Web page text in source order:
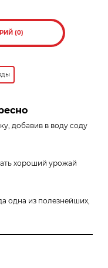
(0)
добавив в воду соду
хороший урожай
одна из полезнейших,